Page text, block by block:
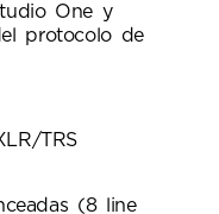
One y
protocolo de
TRS
(8 line